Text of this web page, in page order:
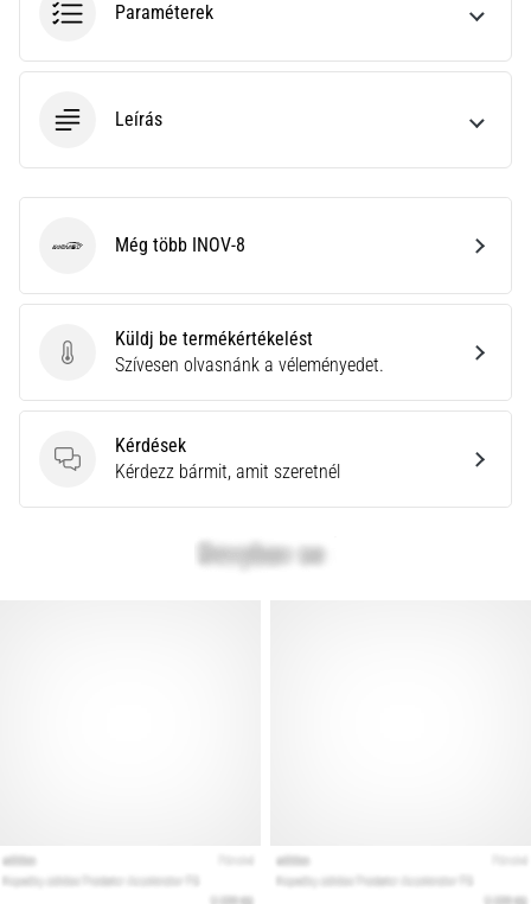
bőnye
…
Paraméterek
Leírás
Küldj be termékértékelést
Küldj be termékértékelést
Szívesen olvasnánk a véleményedet.
Kérdések
Kérdések
Kérdezz bármit, amit szeretnél
INOV-8Még több INOV-8